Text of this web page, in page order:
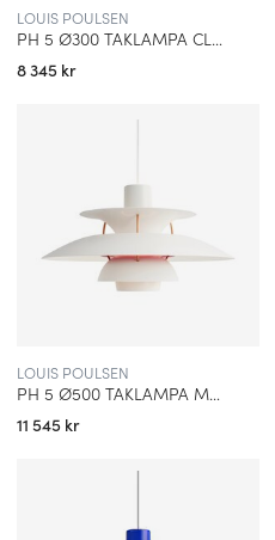
LOUIS POULSEN
PH 5 Ø300 TAKLAMPA CLASSIC WHITE
8 345 kr
LOUIS POULSEN
PH 5 Ø500 TAKLAMPA MODERN WHITE
11 545 kr